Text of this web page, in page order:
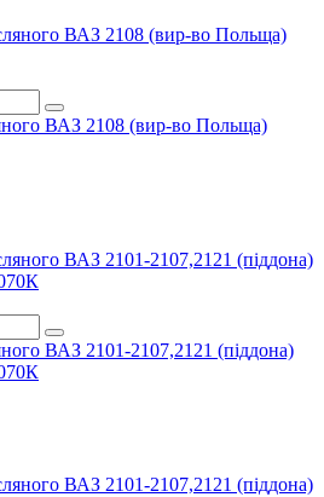
ВАЗ 2108 (вир-во Польща)
ВАЗ 2101-2107,2121 (піддона)